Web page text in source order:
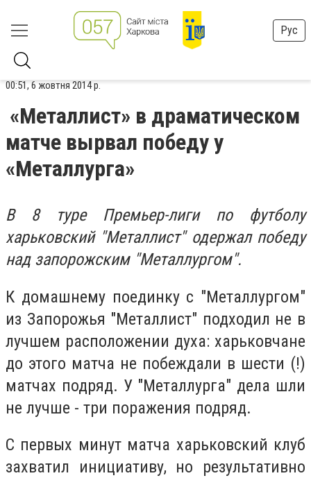
Рус
00:51, 6 жовтня 2014 р.
«Металлист» в драматическом
матче вырвал победу у
«Металлурга»
В 8 туре Премьер-лиги по футболу
харьковский "Металлист" одержал победу
над запорожским "Металлургом".
К домашнему поединку с "Металлургом"
из Запорожья "Металлист" подходил не в
лучшем расположении духа: харьковчане
до этого матча не побеждали в шести (!)
матчах подряд. У "Металлурга" дела шли
не лучше - три поражения подряд.
С первых минут матча харьковский клуб
захватил инициативу, но результативно